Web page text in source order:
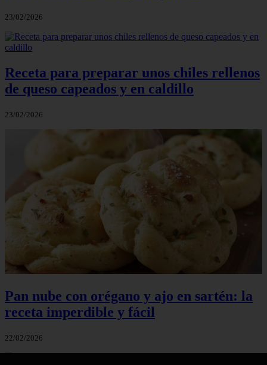
23/02/2026
Receta para preparar unos chiles rellenos
de queso capeados y en caldillo
23/02/2026
Pan nube con orégano y ajo en sartén: la
receta imperdible y fácil
22/02/2026